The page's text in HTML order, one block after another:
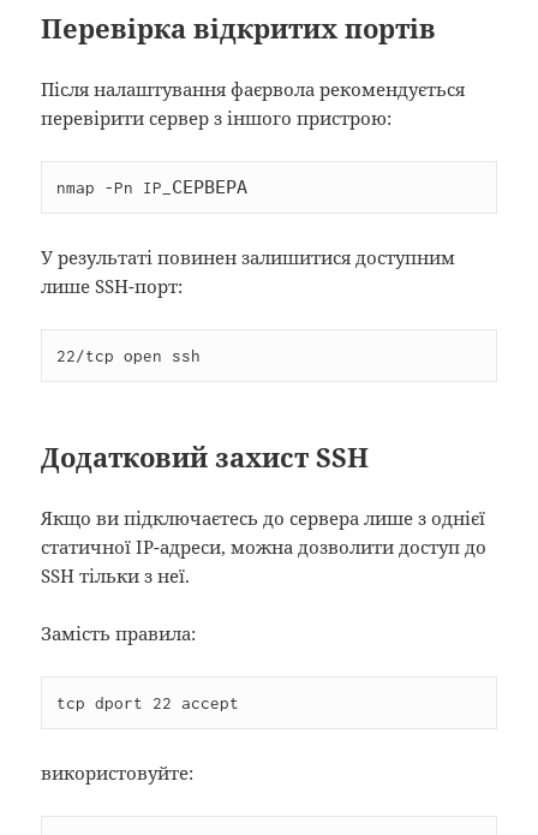
Перевірка відкритих портів
Після налаштування фаєрвола рекомендується
перевірити сервер з іншого пристрою:
nmap -Pn IP_СЕРВЕРА
У результаті повинен залишитися доступним
лише SSH-порт:
22/tcp open ssh
Додатковий захист SSH
Якщо ви підключаєтесь до сервера лише з однієї
статичної IP-адреси, можна дозволити доступ до
SSH тільки з неї.
Замість правила:
tcp dport 22 accept
використовуйте: